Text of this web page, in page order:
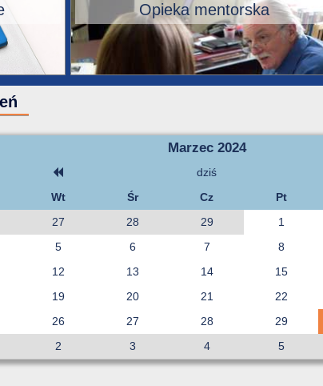
Opieka mentorska
Marzec 2024
dziś
Wt Śr Cz Pt
27 28 29 1
5 6 7 8
12 13 14 15
19 20 21 22
26 27 28 29
2 3 4 5